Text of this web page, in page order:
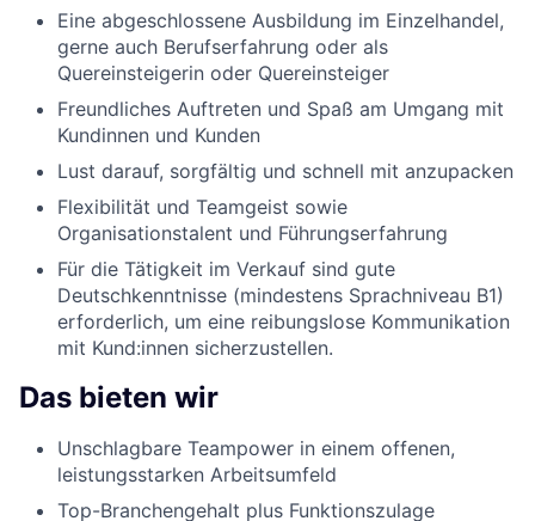
Eine abgeschlossene Ausbildung im Einzelhandel,
gerne auch Berufserfahrung oder als
Quereinsteigerin oder Quereinsteiger
Freundliches Auftreten und Spaß am Umgang mit
Kundinnen und Kunden
Lust darauf, sorgfältig und schnell mit anzupacken
Flexibilität und Teamgeist sowie
Organisationstalent und Führungserfahrung
Für die Tätigkeit im Verkauf sind gute
Deutschkenntnisse (mindestens Sprachniveau B1)
erforderlich, um eine reibungslose Kommunikation
mit Kund:innen sicherzustellen.
Das bieten wir
Unschlagbare Teampower in einem offenen,
leistungsstarken Arbeitsumfeld
Top-Branchengehalt plus Funktionszulage